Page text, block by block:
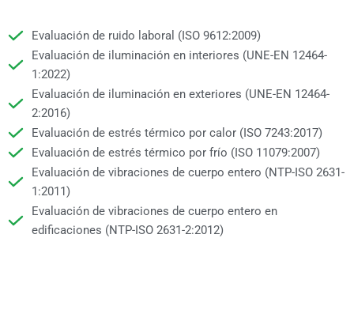
Evaluación de ruido laboral (ISO 9612:2009)
Evaluación de iluminación en interiores (UNE-EN 12464-
1:2022)
Evaluación de iluminación en exteriores (UNE-EN 12464-
2:2016)
Evaluación de estrés térmico por calor (ISO 7243:2017)
Evaluación de estrés térmico por frío (ISO 11079:2007)
Evaluación de vibraciones de cuerpo entero (NTP-ISO 2631-
1:2011)
Evaluación de vibraciones de cuerpo entero en
edificaciones (NTP-ISO 2631-2:2012)